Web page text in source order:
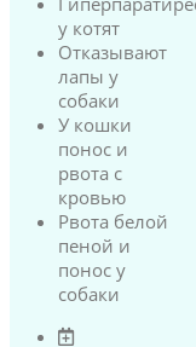
у котят
Отказывают
лапы у
собаки
У кошки
понос и
рвота с
кровью
Рвота белой
пеной и
понос у
собаки